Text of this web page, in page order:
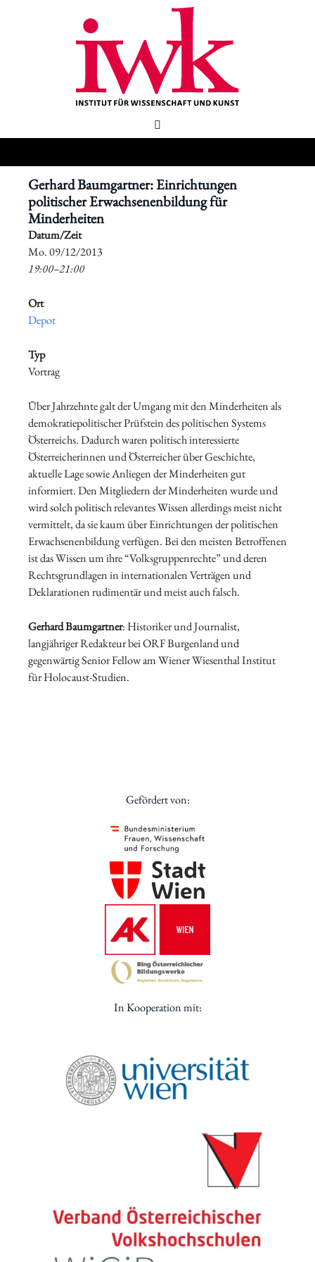
Gerhard Baumgartner: Einrichtungen
politischer Erwachsenenbildung für
Minderheiten
Datum/Zeit
​Mo. 09/12/2013
19:00–21:00
Ort
Depot
Typ
Vortrag
Über Jahrzehnte galt der Umgang mit den Minderheiten als
demokratiepolitischer Prüfstein des politischen Systems
Österreichs. Dadurch waren politisch interessierte
Österreicherinnen und Österreicher über Geschichte,
aktuelle Lage sowie Anliegen der Minderheiten gut
informiert. Den Mitgliedern der Minderheiten wurde und
wird solch politisch relevantes Wissen allerdings meist nicht
vermittelt, da sie kaum über Einrichtungen der politischen
Erwachsenenbildung verfügen. Bei den meisten Betroffenen
ist das Wissen um ihre “Volksgruppenrechte” und deren
Rechtsgrundlagen in internationalen Verträgen und
Deklarationen rudimentär und meist auch falsch.
Gerhard Baumgartner: Historiker und Journalist,
langjähriger Redakteur bei ORF Burgenland und
gegenwärtig Senior Fellow am Wiener Wiesenthal Institut
für Holocaust-Studien.
Gefördert von:
In Kooperation mit: